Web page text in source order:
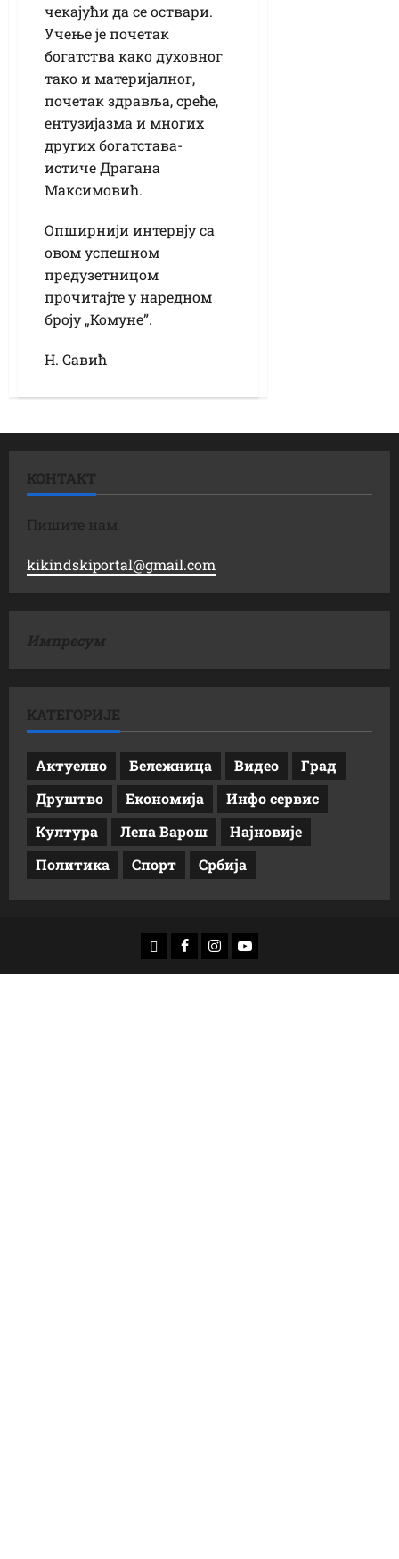
чекајући да се оствари.
Учење је почетак
богатства како духовног
тако и материјалног,
почетак здравља, среће,
ентузијазма и многих
других богатстава-
истиче Драгана
Максимовић.
Опширнији интервју са
овом успешном
предузетницом
прочитајте у наредном
броју „Комуне”.
Н. Савић
КОНТАКТ
Пишите нам
kikindskiportal@gmail.com
Импресум
КАТЕГОРИЈЕ
Актуелно Бележница Видео
Град
Друштво
Економија
Инфо сервис
Култура
Лепа Варош
Најновије
Политика
Спорт Србија
доwнлоад
Фацебоок
Инстаграм
Yоутубе